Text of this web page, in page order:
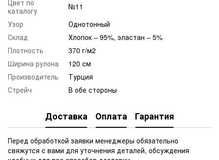
Цвет по
каталогу
№11
Узор
Однотонный
Склад
Хлопок – 95%, эластан – 5%
Плотность
370 г/м2
Ширина рулона
120 см
Производитель
Турция
Стрейч
В обе стороны
Доставка Оплата Гарантия
Перед обработкой заявки менеджеры обязательно
свяжутся с вами для уточнения деталей, обсуждения